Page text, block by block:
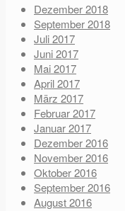
Dezember 2018
September 2018
Juli 2017
Juni 2017
Mai 2017
April 2017
März 2017
Februar 2017
Januar 2017
Dezember 2016
November 2016
Oktober 2016
September 2016
August 2016